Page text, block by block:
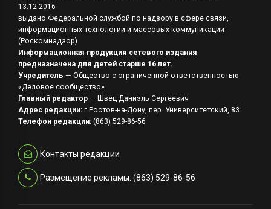
13.12.2016
выдано Федеральной службой по надзору в сфере связи,
информационных технологий и массовых коммуникаций
(Роскомнадзор)
Информационная продукция сетевого издания
предназначена для детей старше 16 лет.
Учредитель — Общество с ограниченной ответственностью
«Деловое сообщество»
Главный редактор — Швец Даниэль Сергеевич
Адрес редакции: г.Ростов-на-Дону, пер. Университетский, 83.
Телефон редакции: (863) 529-86-56
Контакты редакции
Размещение рекламы: (863) 529-86-56